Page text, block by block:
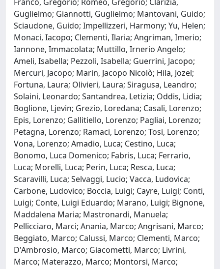
Guglielmo; Giannotti, Guglielmo; Mantovani, Guido;
Sciaudone, Guido; Impellizzeri, Harmony; Yu, Helen;
Monaci, Iacopo; Clementi, Ilaria; Angriman, Imerio;
Iannone, Immacolata; Muttillo, Irnerio Angelo;
Ameli, Isabella; Pezzoli, Isabella; Guerrini, Jacopo;
Mercuri, Jacopo; Marin, Jacopo Nicolò; Hila, Jozel;
Fortuna, Laura; Olivieri, Laura; Siragusa, Leandro;
Solaini, Leonardo; Santandrea, Letizia; Oddis, Lidia;
Boglione, Ljevin; Grezio, Loredana; Casali, Lorenzo;
Epis, Lorenzo; Gallitiello, Lorenzo; Pagliai, Lorenzo;
Petagna, Lorenzo; Ramaci, Lorenzo; Tosi, Lorenzo;
Vona, Lorenzo; Amadio, Luca; Cestino, Luca;
Bonomo, Luca Domenico; Fabris, Luca; Ferrario,
Luca; Morelli, Luca; Perin, Luca; Resca, Luca;
Scaravilli, Luca; Selvaggi, Lucio; Vacca, Ludovica;
Carbone, Ludovico; Boccia, Luigi; Cayre, Luigi; Conti,
Luigi; Conte, Luigi Eduardo; Marano, Luigi; Bignone,
Maddalena Maria; Mastronardi, Manuela;
Pellicciaro, Marci; Anania, Marco; Angrisani, Marco;
Beggiato, Marco; Calussi, Marco; Clementi, Marco;
D'Ambrosio, Marco; Giacometti, Marco; Livrini,
Marco; Materazzo, Marco; Montorsi, Marco;